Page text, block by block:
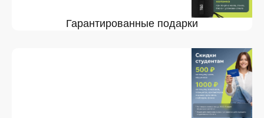
Гарантированные подарки